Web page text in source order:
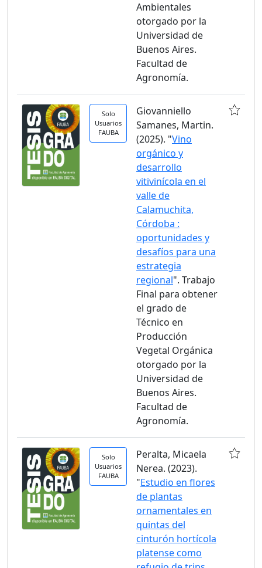
Ambientales
otorgado por la
Universidad de
Buenos Aires.
Facultad de
Agronomía.
Solo
Usuarios
FAUBA
Giovanniello
Samanes, Martin.
(2025). "Vino
orgánico y
desarrollo
vitivinícola en el
valle de
Calamuchita,
Córdoba :
oportunidades y
desafíos para una
estrategia
regional". Trabajo
Final para obtener
el grado de
Técnico en
Producción
Vegetal Orgánica
otorgado por la
Universidad de
Buenos Aires.
Facultad de
Agronomía.
Solo
Usuarios
FAUBA
Peralta, Micaela
Nerea. (2023).
"Estudio en flores
de plantas
ornamentales en
quintas del
cinturón hortícola
platense como